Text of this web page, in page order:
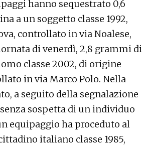
hanno sequestrato 0,6
a un soggetto classe 1992,
controllato in via Noalese,
di venerdì, 2,8 grammi di
classe 2002, di origine
in via Marco Polo. Nella
a seguito della segnalazione
sospetta di un individuo
equipaggio ha proceduto al
italiano classe 1985,